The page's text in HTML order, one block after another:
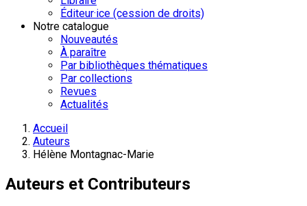
Éditeur·ice (cession de droits)
Notre catalogue
Nouveautés
À paraître
Par bibliothèques thématiques
Par collections
Revues
Actualités
Accueil
Auteurs
Hélène Montagnac-Marie
Auteurs et Contributeurs